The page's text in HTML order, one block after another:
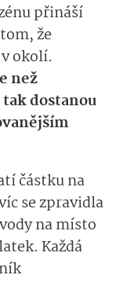
přináší
že
okolí.
než
dostanou
částku na
se zpravidla
na místo
Každá